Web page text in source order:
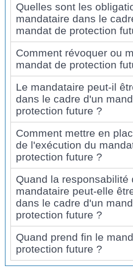
Quelles sont les
mandataire dans le
mandat de protection
Comment révoquer ou
mandat de protection
Le mandataire peut-il
dans le cadre d'un
protection future ?
Comment mettre en
de l'exécution du
protection future ?
Quand la responsabilité
mandataire peut-elle
dans le cadre d'un
protection future ?
Quand prend fin le
protection future ?